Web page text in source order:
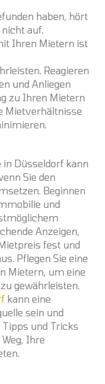
haben, hört
auf.
Ihren Mietern ist
Reagieren
und Anliegen
zu Ihren Mietern
Mietverhältnisse
Düsseldorf kann
Sie den
Beginnen
und
Anzeigen,
fest und
Pflegen Sie eine
Mietern, um eine
gewährleisten.
kann eine
sein und
Tipps und Tricks
Ihre